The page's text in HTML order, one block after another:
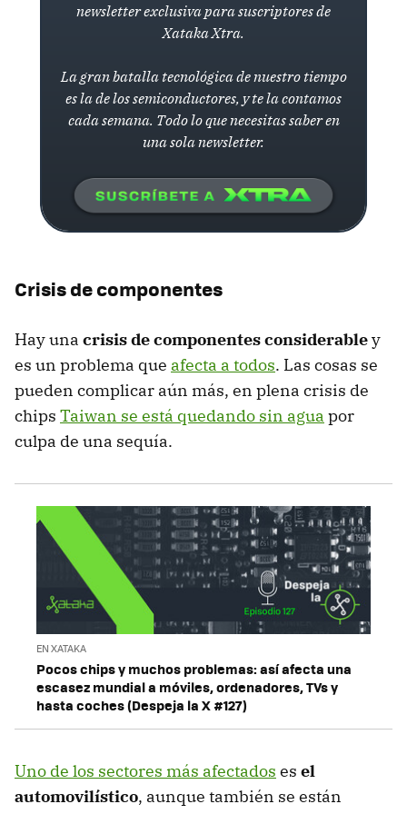
newsletter exclusiva para suscriptores de
Xataka Xtra.
La gran batalla tecnológica de nuestro tiempo
es la de los semiconductores, y te la contamos
cada semana. Todo lo que necesitas saber en
una sola newsletter.
Crisis de componentes
Hay una crisis de componentes considerabley
es un problema que afecta a todos. Las cosas se
pueden complicar aún más, en plena crisis de
chips Taiwan se está quedando sin agua por
culpa de una sequía.
EN XATAKA
Pocos chips y muchos problemas: así afecta una
escasez mundial a móviles, ordenadores, TVs y
hasta coches (Despeja la X #127)
Uno de los sectores más afectados es el
automovilístico, aunque también se están